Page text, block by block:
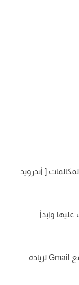
[ أندرويد
لعام 2026 تعرّف عليها وابدأ
أفضل 5 إضافات يمكنك استخدامها مع Gmail لزيادة